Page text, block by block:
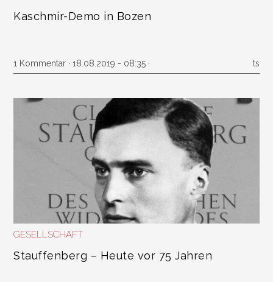
Kaschmir-Demo in Bozen
1 Kommentar · 18.08.2019 - 08:35 · ts
GESELLSCHAFT
Stauffenberg – Heute vor 75 Jahren